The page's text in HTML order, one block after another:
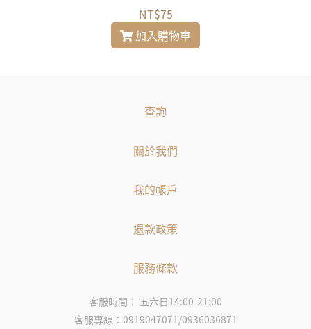
NT$75
加入購物車
查詢
關於我們
我的帳戶
退款政策
服務條款
客服時間： 五六日14:00-21:00
客服專線：0919047071/0936036871